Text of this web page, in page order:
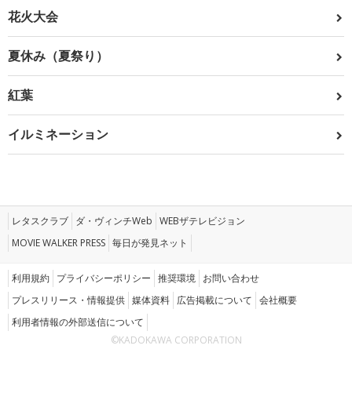
花火大会
夏休み（夏祭り）
紅葉
イルミネーション
レタスクラブ ダ・ヴィンチWeb WEBザテレビジョン
MOVIE WALKER PRESS 毎日が発見ネット
利用規約 プライバシーポリシー 推奨環境 お問い合わせ
プレスリリース・情報提供 媒体資料 広告掲載について 会社概要
利用者情報の外部送信について
©KADOKAWA CORPORATION